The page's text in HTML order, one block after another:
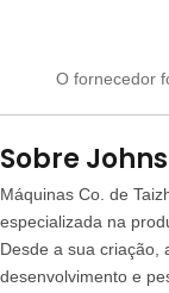
O fornecedor
Sobre Johns
Máquinas Co. de
especializada na
Desde a sua criação,
desenvolvimento e